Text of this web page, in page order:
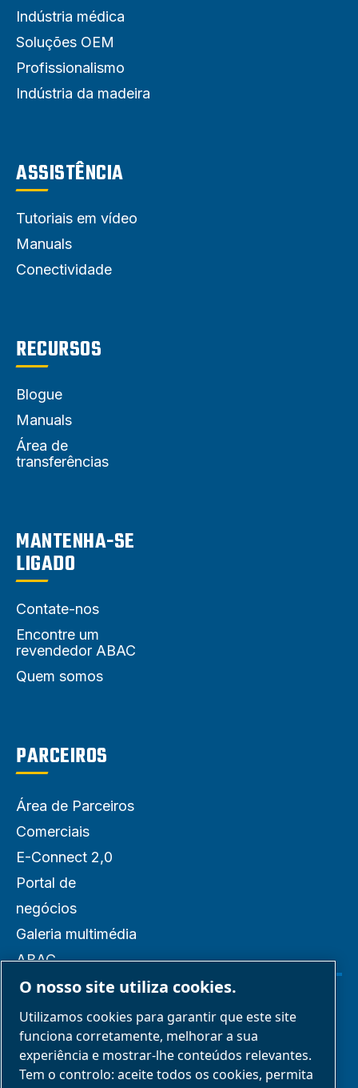
Indústria médica
Soluções OEM
Profissionalismo
Indústria da madeira
ASSISTÊNCIA
Tutoriais em vídeo
Manuals
Conectividade
RECURSOS
Blogue
Manuals
Área de
transferências
MANTENHA-SE
LIGADO
Contate-nos
Encontre um
revendedor ABAC
Quem somos
PARCEIROS
Área de Parceiros
Comerciais
E-Connect 2,0
Portal de
negócios
Galeria multimédia
ABAC
Gerir cookies
Avisos legais e de privacidade
O nosso site utiliza cookies.
Utilizamos cookies para garantir que este site
funciona corretamente, melhorar a sua
experiência e mostrar-lhe conteúdos relevantes.
Tem o controlo: aceite todos os cookies, permita